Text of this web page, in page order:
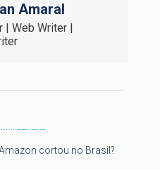
Amaral
| Web Writer |
cortou no Brasil?